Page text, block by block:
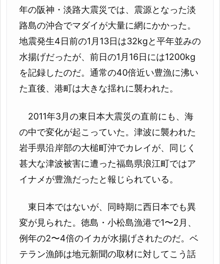
年の阪神・淡路大震災では、震源となった淡
路島の沖合でマダイが大量に網にかかった。
地震発生4日前の1月13日は32kgと平年並みの
水揚げだったが、前日の1月16日には1200kg
を記録したのだ。通常の40倍近い豊漁に沸い
た直後、港町は大きな揺れに襲われた。
2011年3月の東日本大震災の直前にも、海
の中で変化が起こっていた。津波に襲われた
岩手県沿岸部の大槌町沖でカレイが、同じく
甚大な津波被害に遭った福島県浪江町ではア
イナメが豊漁だったと報じられている。
東日本ではないが、同時期に西日本でも異
変が見られた。徳島・小松島漁港で1〜2月、
例年の2〜4倍のイカが水揚げされたのだ。ベ
テラン漁師は地元新聞の取材に対してこう話